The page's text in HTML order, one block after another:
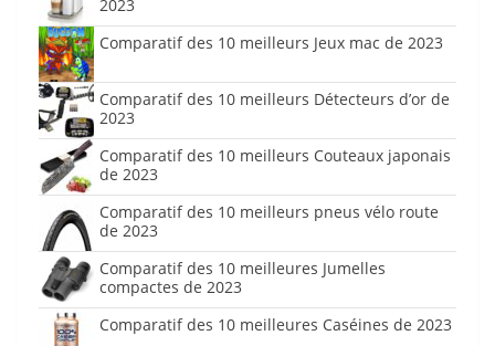
2023
Comparatif des 10 meilleurs Jeux mac de 2023
Comparatif des 10 meilleurs Détecteurs d’or de
2023
Comparatif des 10 meilleurs Couteaux japonais
de 2023
Comparatif des 10 meilleurs pneus vélo route
de 2023
Comparatif des 10 meilleures Jumelles
compactes de 2023
Comparatif des 10 meilleures Caséines de 2023